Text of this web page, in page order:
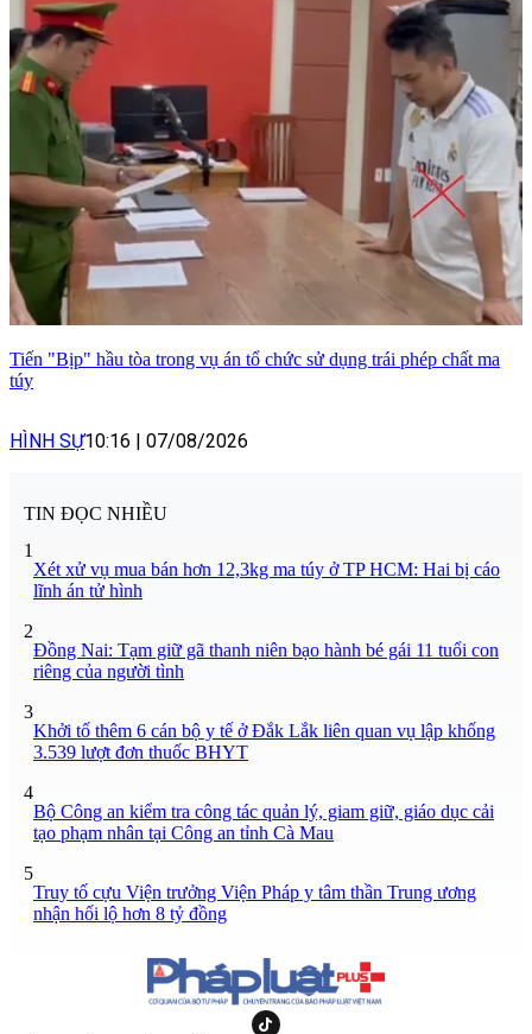
Tiến "Bịp" hầu tòa trong vụ án tổ chức sử dụng trái phép chất ma
túy
HÌNH SỰ10:16 07/08/2026
TIN ĐỌC NHIỀU
1
Xét xử vụ mua bán hơn 12,3kg ma túy ở TP HCM: Hai bị cáo
lĩnh án tử hình
2
Đồng Nai: Tạm giữ gã thanh niên bạo hành bé gái 11 tuổi con
riêng của người tình
3
Khởi tố thêm 6 cán bộ y tế ở Đắk Lắk liên quan vụ lập khống
3.539 lượt đơn thuốc BHYT
4
Bộ Công an kiểm tra công tác quản lý, giam giữ, giáo dục cải
tạo phạm nhân tại Công an tỉnh Cà Mau
5
Truy tố cựu Viện trưởng Viện Pháp y tâm thần Trung ương
nhận hối lộ hơn 8 tỷ đồng